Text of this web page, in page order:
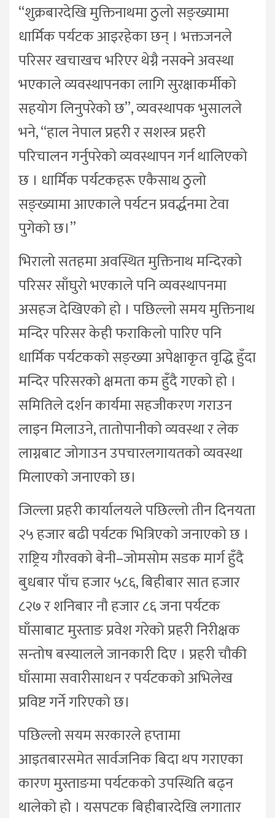
“शुक्रबारदेखि मुक्तिनाथमा ठुलो सङ्ख्यामा
धार्मिक पर्यटक आइरहेका छन् । भक्तजनले
परिसर खचाखच भरिएर थेग्नै नसक्ने अवस्था
भएकाले व्यवस्थापनका लागि सुरक्षाकर्मीको
सहयोग लिनुपरेको छ”, व्यवस्थापक भुसालले
भने, “हाल नेपाल प्रहरी र सशस्त्र प्रहरी
परिचालन गर्नुपरेको व्यवस्थापन गर्न थालिएको
छ । धार्मिक पर्यटकहरू एकैसाथ ठुलो
सङ्ख्यामा आएकाले पर्यटन प्रवर्द्धनमा टेवा
पुगेको छ।”
भिरालो सतहमा अवस्थित मुक्तिनाथ मन्दिरको
परिसर साँघुरो भएकाले पनि व्यवस्थापनमा
असहज देखिएको हो । पछिल्लो समय मुक्तिनाथ
मन्दिर परिसर केही फराकिलो पारिए पनि
धार्मिक पर्यटकको सङ्ख्या अपेक्षाकृत वृद्धि हुँदा
मन्दिर परिसरको क्षमता कम हुँदै गएको हो ।
समितिले दर्शन कार्यमा सहजीकरण गराउन
लाइन मिलाउने, तातोपानीको व्यवस्था र लेक
लाग्नबाट जोगाउन उपचारलगायतको व्यवस्था
मिलाएको जनाएको छ।
जिल्ला प्रहरी कार्यालयले पछिल्लो तीन दिनयता
२५ हजार बढी पर्यटक भित्रिएको जनाएको छ ।
राष्ट्रिय गौरवको बेनी–जोमसोम सडक मार्ग हुँदै
बुधबार पाँच हजार ५८६, बिहीबार सात हजार
८२७ र शनिबार नौ हजार ८६ जना पर्यटक
घाँसाबाट मुस्ताङ प्रवेश गरेको प्रहरी निरीक्षक
सन्तोष बस्यालले जानकारी दिए । प्रहरी चौकी
घाँसामा सवारीसाधन र पर्यटकको अभिलेख
प्रविष्ट गर्ने गरिएको छ।
पछिल्लो सयम सरकारले हप्तामा
आइतबारसमेत सार्वजनिक बिदा थप गराएका
कारण मुस्ताङमा पर्यटकको उपस्थिति बढ्न
थालेको हो । यसपटक बिहीबारदेखि लगातार